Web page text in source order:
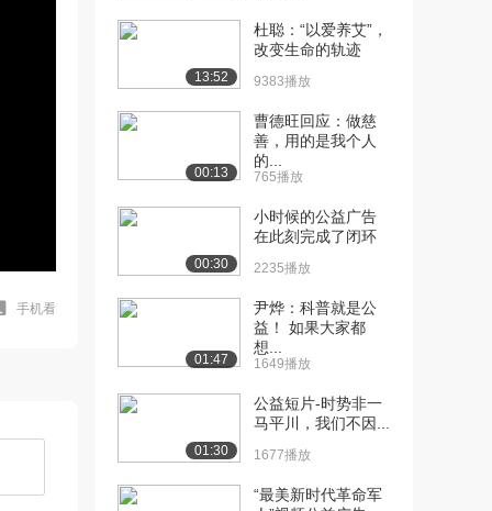
手机看
13:52
杜聪：“以爱养艾”，
改变生命的轨迹
9383播放
00:13
曹德旺回应：做慈
善，用的是我个人
的...
765播放
00:30
小时候的公益广告
在此刻完成了闭环
2235播放
01:47
尹烨：科普就是公
益！ 如果大家都
想...
1649播放
01:30
公益短片-时势非一
马平川，我们不因...
1677播放
“最美新时代革命军